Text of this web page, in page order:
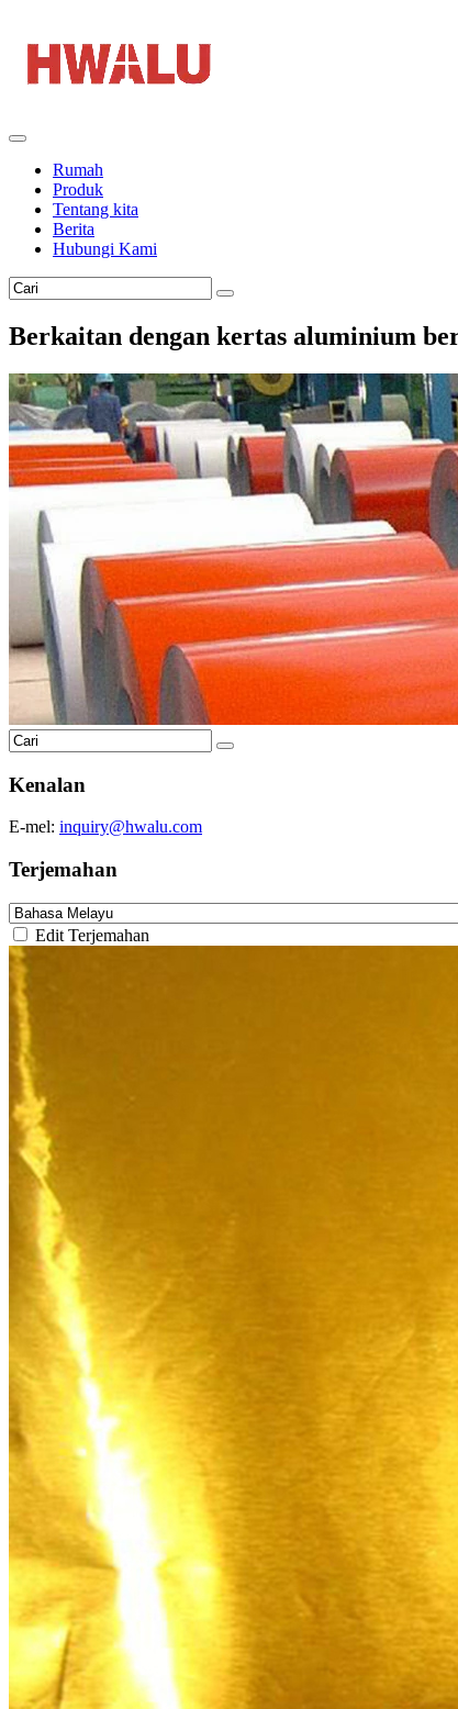
Rumah
Produk
Tentang kita
Berita
Hubungi Kami
Berkaitan dengan kertas aluminium
Kenalan
E-mel: inquiry@hwalu.com
Terjemahan
Edit Terjemahan